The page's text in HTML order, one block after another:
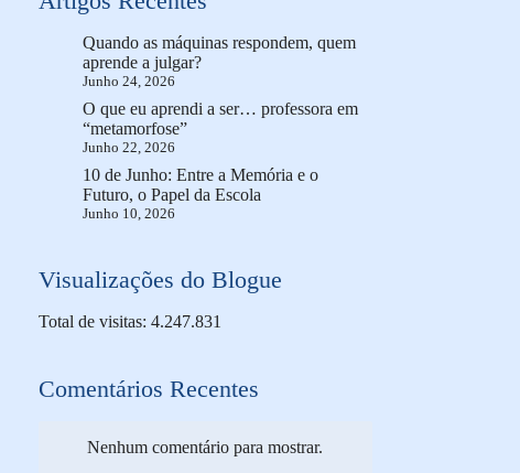
Quando as máquinas respondem, quem
aprende a julgar?
Junho 24, 2026
O que eu aprendi a ser… professora em
“metamorfose”
Junho 22, 2026
10 de Junho: Entre a Memória e o
Futuro, o Papel da Escola
Junho 10, 2026
Visualizações do Blogue
Total de visitas: 4.247.831
Comentários Recentes
Nenhum comentário para mostrar.